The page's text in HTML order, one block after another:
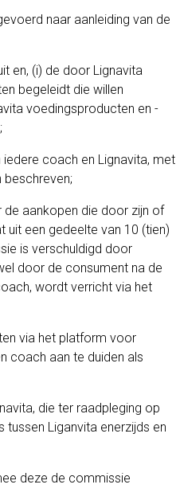
naar aanleiding van de
en, (i) de door Lignavita
begeleidt die willen
voedingsproducten en -
coach en Lignavita, met
beschreven;
aankopen die door zijn of
een gedeelte van 10 (tien)
is verschuldigd door
door de consument na de
wordt verricht via het
via het platform voor
coach aan te duiden als
die ter raadpleging op
Liganvita enerzijds en
deze de commissie